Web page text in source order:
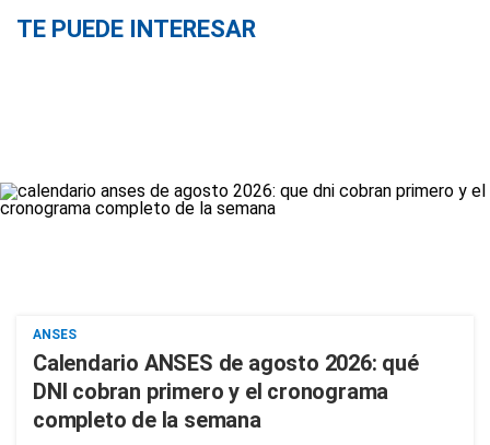
TE PUEDE INTERESAR
ANSES
Calendario ANSES de agosto 2026: qué
DNI cobran primero y el cronograma
completo de la semana